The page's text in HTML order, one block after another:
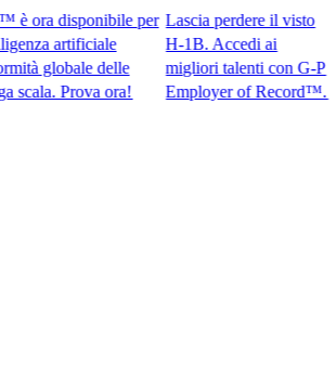
disponibile per
artificiale
globale delle
Prova ora!​​
Lascia perdere il visto
H-1B. Accedi ai
migliori talenti con G-P
Employer of Record™.​​